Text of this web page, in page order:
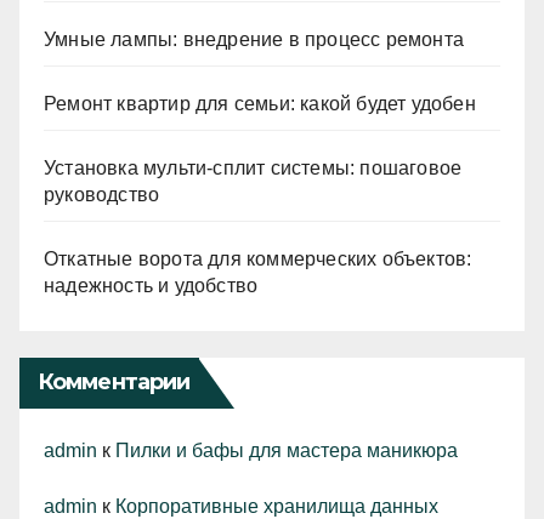
Умные лампы: внедрение в процесс ремонта
Ремонт квартир для семьи: какой будет удобен
Установка мульти-сплит системы: пошаговое
руководство
Откатные ворота для коммерческих объектов:
надежность и удобство
Комментарии
admin к Пилки и бафы для мастера маникюра
admin к Корпоративные хранилища данных